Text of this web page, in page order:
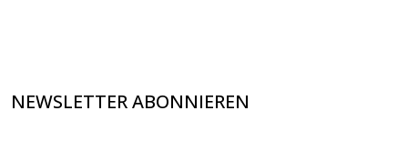
NEWSLETTER ABONNIEREN